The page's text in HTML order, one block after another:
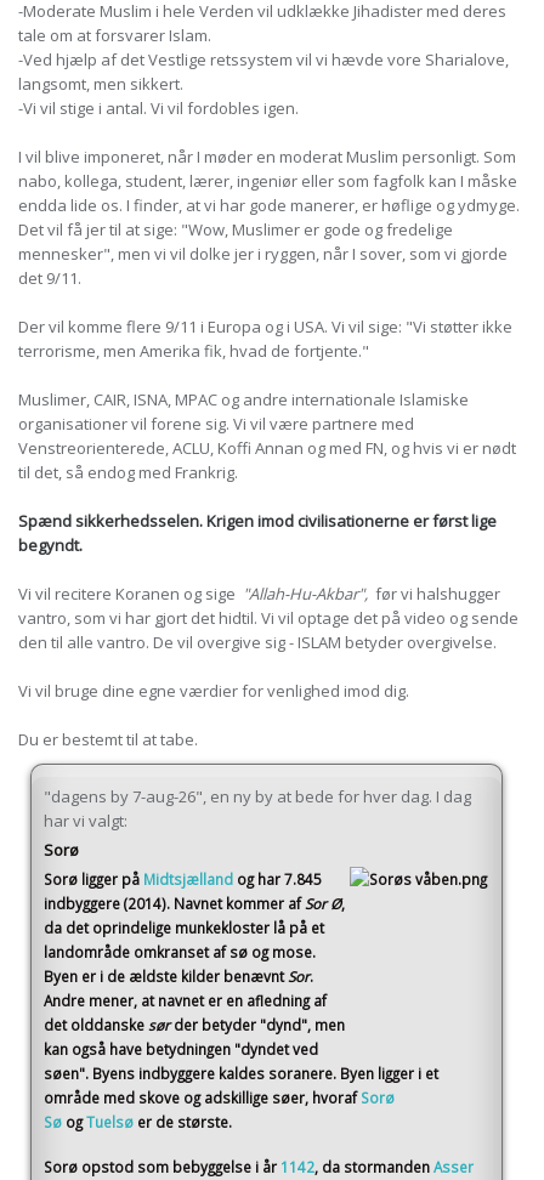
-Moderate Muslim i hele Verden vil udklække Jihadister med deres
tale om at forsvarer Islam.
-Ved hjælp af det Vestlige retssystem vil vi hævde vore Sharialove,
langsomt, men sikkert.
-Vi vil stige i antal. Vi vil fordobles igen.
I vil blive imponeret, når I møder en moderat Muslim personligt. Som
nabo, kollega, student, lærer, ingeniør eller som fagfolk kan I måske
endda lide os. I finder, at vi har gode manerer, er høflige og ydmyge.
Det vil få jer til at sige: "Wow, Muslimer er gode og fredelige
mennesker", men vi vil dolke jer i ryggen, når I sover, som vi gjorde
det 9/11.
Der vil komme flere 9/11 i Europa og i USA. Vi vil sige: "Vi støtter ikke
terrorisme, men Amerika fik, hvad de fortjente."
Muslimer, CAIR, ISNA, MPAC og andre internationale Islamiske
organisationer vil forene sig. Vi vil være partnere med
Venstreorienterede, ACLU, Koffi Annan og med FN, og hvis vi er nødt
til det, så endog med Frankrig.
Spænd sikkerhedsselen. Krigen imod civilisationerne er først lige
begyndt.
Vi vil recitere Koranen og sige "Allah-Hu-Akbar", før vi halshugger
vantro, som vi har gjort det hidtil. Vi vil optage det på video og sende
den til alle vantro. De vil overgive sig - ISLAM betyder overgivelse.
Vi vil bruge dine egne værdier for venlighed imod dig.
Du er bestemt til at tabe.
"dagens by 7-aug-26", en ny by at bede for hver dag. I dag
har vi valgt:
Sorø
Sorø ligger på Midtsjælland og har 7.845
indbyggere (2014). Navnet kommer af Sor Ø,
da det oprindelige munkekloster lå på et
landområde omkranset af sø og mose.
Byen er i de ældste kilder benævnt Sor.
Andre mener, at navnet er en afledning af
det olddanske sør der betyder "dynd", men
kan også have betydningen "dyndet ved
søen". Byens indbyggere kaldes soranere. Byen ligger i et
område med skove og adskillige søer, hvoraf Sorø
Sø ogTuelsø er de største.
Sorø opstod som bebyggelse i år 1142, da stormandenAsser